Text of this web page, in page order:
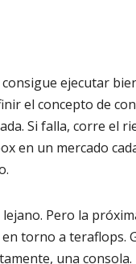
ejecutar
el concepto de
Si falla, corre el
en un mercado
lejano. Pero la
torno a teraflops.
una consola.